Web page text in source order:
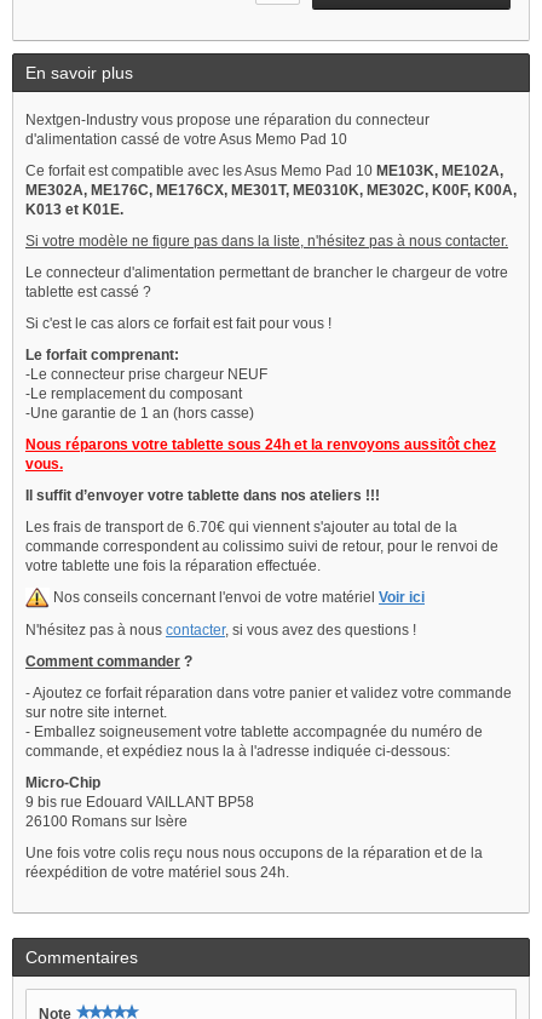
En savoir plus
Nextgen-Industry vous propose une réparation du connecteur
d'alimentation cassé de votre Asus Memo Pad 10
Ce forfait est compatible avec les Asus Memo Pad 10 ME103K, ME102A,
ME302A, ME176C, ME176CX, ME301T, ME0310K, ME302C, K00F, K00A,
K013 et K01E.
Si votre modèle ne figure pas dans la liste, n'hésitez pas à nous contacter.
Le connecteur d'alimentation permettant de brancher le chargeur de votre
tablette est cassé ?
Si c'est le cas alors ce forfait est fait pour vous !
Le forfait comprenant:
-Le connecteur prise chargeur NEUF
-Le remplacement du composant
-Une garantie de 1 an (hors casse)
Nous réparons votre tablette sous 24h et la renvoyons aussitôt chez
vous.
Il suffit d’envoyer votre tablette dans nos ateliers !!!
Les frais de transport de 6.70€ qui viennent s'ajouter au total de la
commande correspondent au colissimo suivi de retour, pour le renvoi de
votre tablette une fois la réparation effectuée.
Nos conseils concernant l'envoi de votre matériel Voir ici
N'hésitez pas à nous contacter, si vous avez des questions !
Comment commander ?
- Ajoutez ce forfait réparation dans votre panier et validez votre commande
sur notre site internet.
- Emballez soigneusement votre tablette accompagnée du numéro de
commande, et expédiez nous la à l'adresse indiquée ci-dessous:
Micro-Chip
9 bis rue Edouard VAILLANT BP58
26100 Romans sur Isère
Une fois votre colis reçu nous nous occupons de la réparation et de la
réexpédition de votre matériel sous 24h.
Commentaires
Note